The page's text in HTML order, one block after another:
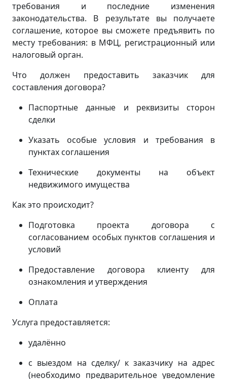
требования и последние изменения
законодательства. В результате вы получаете
соглашение, которое вы сможете предъявить по
месту требования: в МФЦ, регистрационный или
налоговый орган.
Что должен предоставить заказчик для
составления договора?
Паспортные данные и реквизиты сторон
сделки
Указать особые условия и требования в
пунктах соглашения
Технические документы на объект
недвижимого имущества
Как это происходит?
Подготовка проекта договора с
согласованием особых пунктов соглашения и
условий
Предоставление договора клиенту для
ознакомления и утверждения
Оплата
Услуга предоставляется:
удалённо
с выездом на сделку/ к заказчику на адрес
(необходимо предварительное уведомление